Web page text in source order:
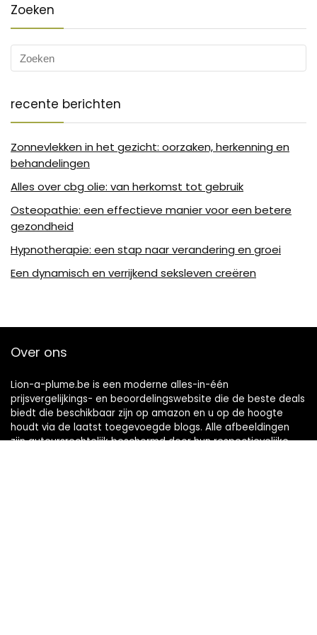
Zoeken
recente berichten
Zonnevlekken in het gezicht: oorzaken, herkenning en
behandelingen
Alles over cbg olie: van herkomst tot gebruik
Osteopathie: een effectieve manier voor een betere
gezondheid
Hypnotherapie: een stap naar verandering en groei
Een dynamisch en verrijkend seksleven creëren
Over ons
Lion-a-plume.be is een moderne alles-in-één
prijsvergelijkings- en beoordelingswebsite die de beste deals
biedt die beschikbaar zijn op amazon en u op de hoogte
houdt via de laatst toegevoegde blogs. Alle afbeeldingen
zijn auteursrechtelijk beschermd door hun respectievelijke